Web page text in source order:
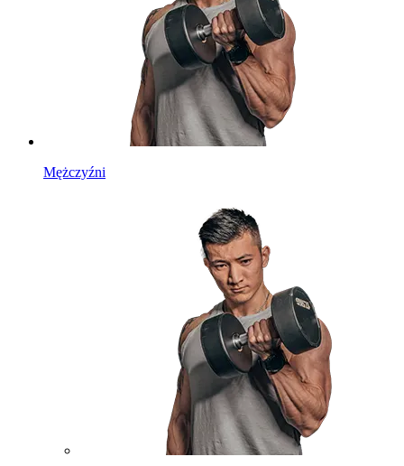
Mężczyźni